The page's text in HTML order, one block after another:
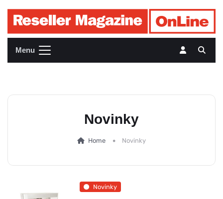
Menu
Novinky
Home Novinky
Novinky